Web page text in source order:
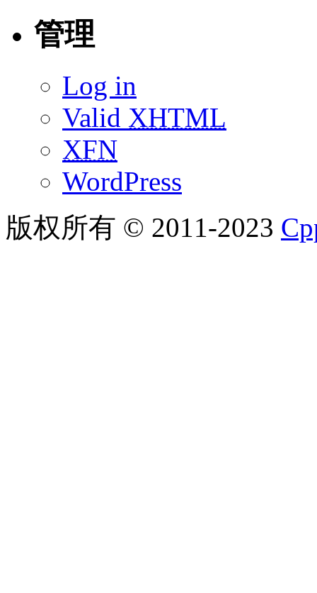
管理
Log in
Valid XHTML
XFN
WordPress
版权所有 © 2011-2023